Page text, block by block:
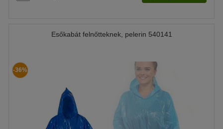
Esőkabát felnőtteknek, pelerin 540141
-36%